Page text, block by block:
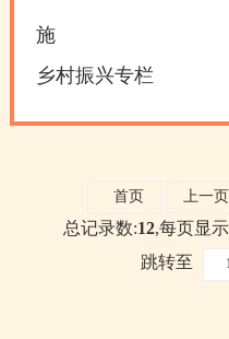
施
乡村振兴专栏
首页 上一页
总记录数:12,每页显示
跳转至